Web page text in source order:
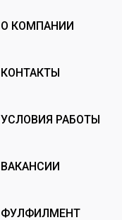
О КОМПАНИИ
КОНТАКТЫ
УСЛОВИЯ РАБОТЫ
ВАКАНСИИ
ФУЛФИЛМЕНТ